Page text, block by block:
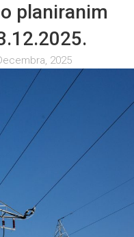
planiranim
2025